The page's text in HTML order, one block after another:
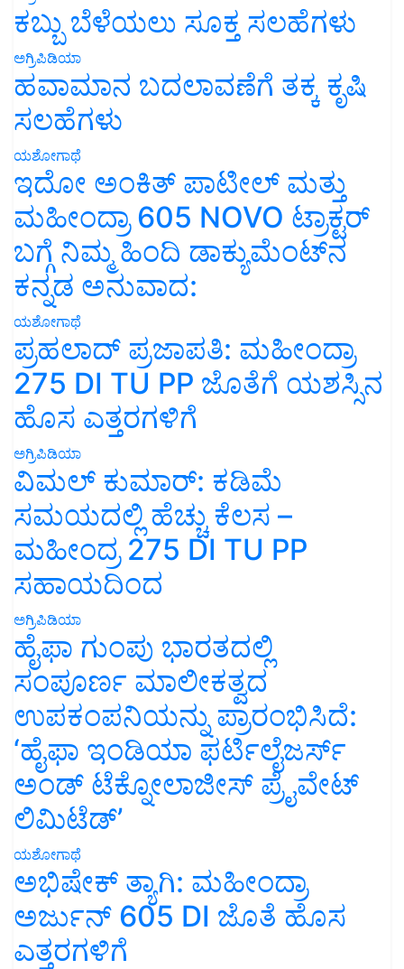
ಕಬ್ಬು ಬೆಳೆಯಲು ಸೂಕ್ತ ಸಲಹೆಗಳು
ಅಗ್ರಿಪಿಡಿಯಾ
ಹವಾಮಾನ ಬದಲಾವಣೆಗೆ ತಕ್ಕ ಕೃಷಿ
ಸಲಹೆಗಳು
ಯಶೋಗಾಥೆ
ಇದೋ ಅಂಕಿತ್ ಪಾಟೀಲ್ ಮತ್ತು
ಮಹೀಂದ್ರಾ 605 NOVO ಟ್ರಾಕ್ಟರ್
ಬಗ್ಗೆ ನಿಮ್ಮ ಹಿಂದಿ ಡಾಕ್ಯುಮೆಂಟ್‌ನ
ಕನ್ನಡ ಅನುವಾದ:
ಯಶೋಗಾಥೆ
ಪ್ರಹಲಾದ್ ಪ್ರಜಾಪತಿ: ಮಹೀಂದ್ರಾ
275 DI TU PP ಜೊತೆಗೆ ಯಶಸ್ಸಿನ
ಹೊಸ ಎತ್ತರಗಳಿಗೆ
ಅಗ್ರಿಪಿಡಿಯಾ
ವಿಮಲ್ ಕುಮಾರ್: ಕಡಿಮೆ
ಸಮಯದಲ್ಲಿ ಹೆಚ್ಚು ಕೆಲಸ –
ಮಹೀಂದ್ರ 275 DI TU PP
ಸಹಾಯದಿಂದ
ಅಗ್ರಿಪಿಡಿಯಾ
ಹೈಫಾ ಗುಂಪು ಭಾರತದಲ್ಲಿ
ಸಂಪೂರ್ಣ ಮಾಲೀಕತ್ವದ
ಉಪಕಂಪನಿಯನ್ನು ಪ್ರಾರಂಭಿಸಿದೆ:
‘ಹೈಫಾ ಇಂಡಿಯಾ ಫರ್ಟಿಲೈಜರ್ಸ್
ಅಂಡ್ ಟೆಕ್ನೋಲಾಜೀಸ್ ಪ್ರೈವೇಟ್
ಲಿಮಿಟೆಡ್’
ಯಶೋಗಾಥೆ
ಅಭಿಷೇಕ್ ತ್ಯಾಗಿ: ಮಹೀಂದ್ರಾ
ಅರ್ಜುನ್ 605 DI ಜೊತೆ ಹೊಸ
ಎತ್ತರಗಳಿಗೆ